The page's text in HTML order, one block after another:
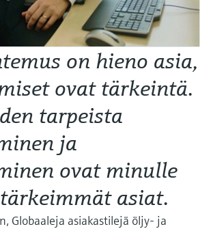
on hieno asia,
ovat tärkeintä.
tarpeista
ja
ovat minulle
asiat.
Globaaleja asiakastilejä öljy- ja